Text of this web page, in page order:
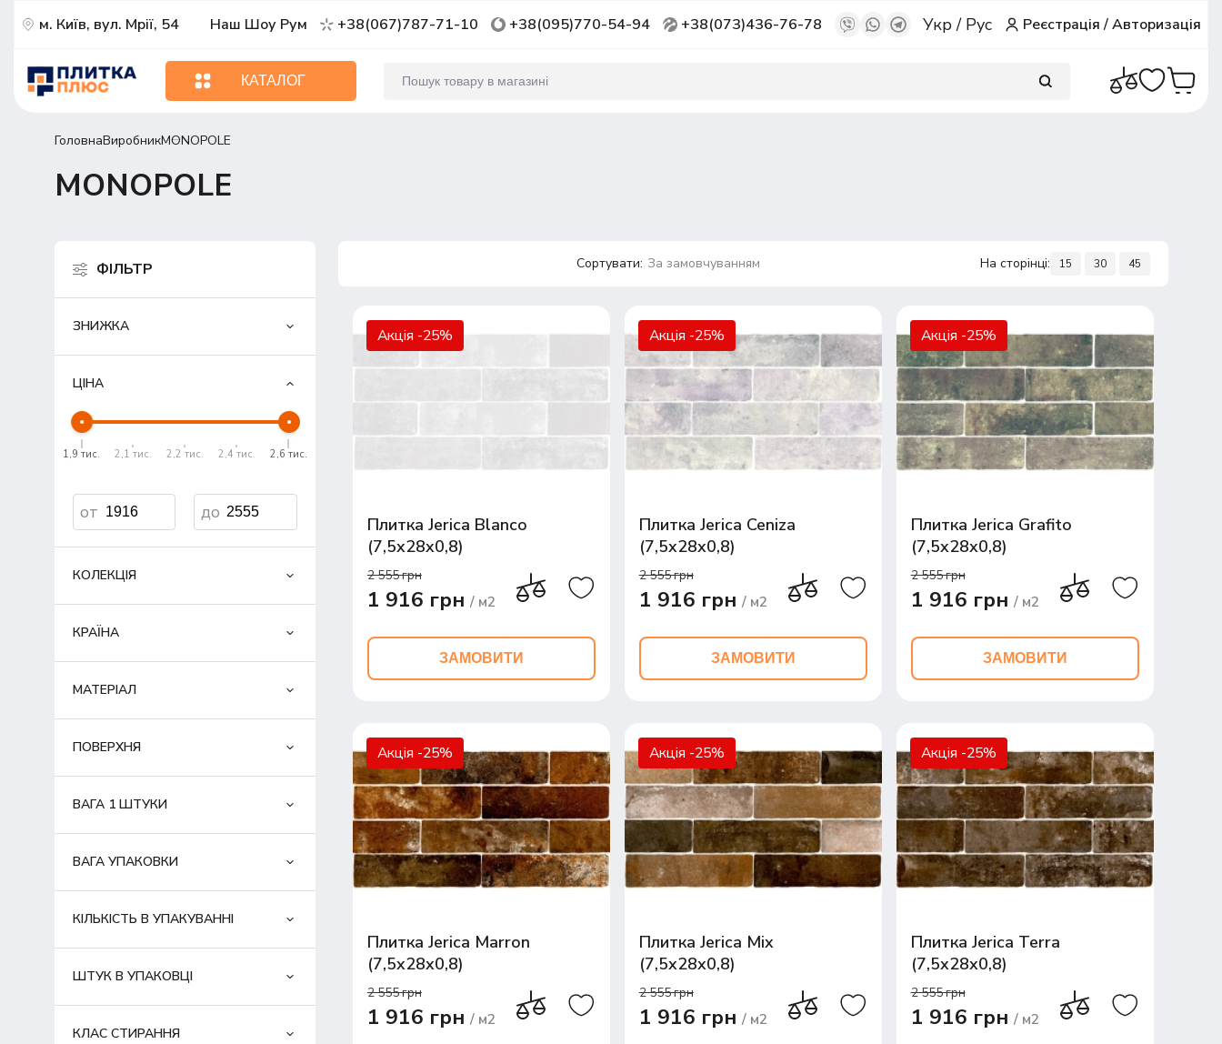
м. Київ, вул. Мрії, 54 Наш Шоу Рум +38(067)787-71-10 +38(095)770-54-94 +38(073)436-76-78 Укр/ Рус Реєстрація/Авторизація
КАТАЛОГ
ГоловнаВиробникMONOPOLE
MONOPOLE
ФІЛЬТР
ЗНИЖКА
ЦІНА
1,9 тис. 2,1 тис. 2,2 тис. 2,4 тис. 2,6 тис.
КОЛЕКЦІЯ
КРАЇНА
МАТЕРІАЛ
ПОВЕРХНЯ
ВАГА 1 ШТУКИ
ВАГА УПАКОВКИ
КІЛЬКІСТЬ В УПАКУВАННІ
ШТУК В УПАКОВЦІ
КЛАС СТИРАННЯ
Сортувати: За замовчуванням На сторінці: 15 30 45
Акція -25%
Плитка Jerica Blanco
(7,5x28x0,8)
2 555 грн
1 916 грн / м2
ЗАМОВИТИ
Акція -25%
Плитка Jerica Ceniza
(7,5x28x0,8)
2 555 грн
1 916 грн / м2
ЗАМОВИТИ
Акція -25%
Плитка Jerica Grafito
(7,5x28x0,8)
2 555 грн
1 916 грн / м2
ЗАМОВИТИ
Акція -25%
Плитка Jerica Marron
(7,5x28x0,8)
2 555 грн
1 916 грн / м2
Акція -25%
Плитка Jerica Mix
(7,5x28x0,8)
2 555 грн
1 916 грн / м2
Акція -25%
Плитка Jerica Terra
(7,5x28x0,8)
2 555 грн
1 916 грн / м2